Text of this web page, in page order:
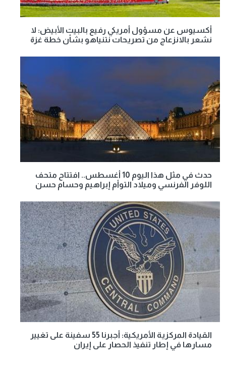
أكسيوس عن مسؤول أمريكي رفيع بالبيت الأبيض: لا
نشعر بالانزعاج من تصريحات نتنياهو بشأن خطة غزة
حدث في مثل هذا اليوم 10 أغسطس.. افتتاح متحف
اللوفر الفرنسي وميلاد التوأم إبراهيم وحسام حسن
القيادة المركزية الأمريكية: أجبرنا 55 سفينة على تغيير
مسارها في إطار تنفيذ الحصار على إيران